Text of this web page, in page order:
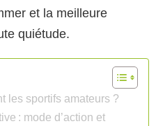
et la meilleure
quiétude.
les sportifs amateurs ?
: mode d’action et